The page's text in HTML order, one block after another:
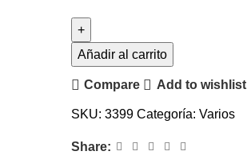
Añadir al carrito
Compare Add to wishlist
SKU: 3399 Categoría: Varios
Share: